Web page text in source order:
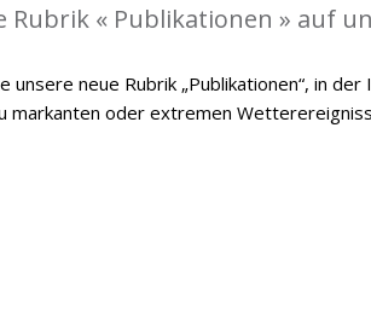
Rubrik « Publikationen » auf
unsere neue Rubrik „Publikationen“, in
markanten oder extremen